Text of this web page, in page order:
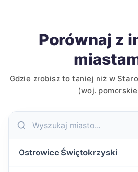
Porównaj z
Gdzie zrobisz to taniej niż w
(woj.
Ostrowiec Świętokrzyski